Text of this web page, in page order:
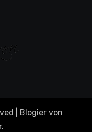
Blogiervon
.